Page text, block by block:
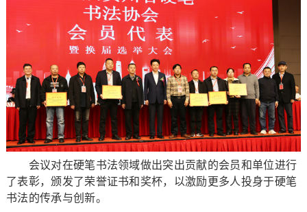
会议对在硬笔书法领域做出突出贡献的会员和单位进行
了表彰，颁发了荣誉证书和奖杯，以激励更多人投身于硬笔
书法的传承与创新。